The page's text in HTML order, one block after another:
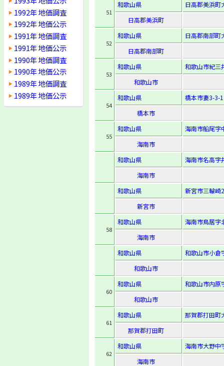
1992年 地価調査
1992年 地価公示
1991年 地価調査
1991年 地価公示
1990年 地価調査
1990年 地価公示
1989年 地価調査
1989年 地価公示
51
和歌山県
日高郡美浜町
日高郡美浜町
52
和歌山県
日高郡南部町
日高郡南部町
53
和歌山県
和歌山市紀三
和歌山市
54
和歌山県
橋本市妻3-3-
橋本市
55
和歌山県
海南市船尾字
海南市
和歌山県
海南市名高字
海南市
和歌山県
新宮市三輪崎
新宮市
58
和歌山県
海南市鳥居字
海南市
和歌山県
和歌山市小倉
和歌山市
60
和歌山県
和歌山市内原
和歌山市
61
和歌山県
那賀郡打田町
那賀郡打田町
62
和歌山県
海南市大野中
海南市